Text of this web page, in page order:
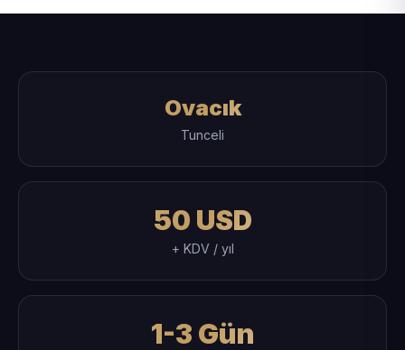
Ovacık
Tunceli
50 USD
+ KDV / yıl
1-3 Gün